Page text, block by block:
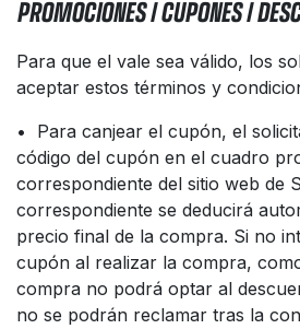
PROMOCIONES / CUPONES /
Para que el vale sea válido, los
aceptar estos términos y
• Para canjear el cupón, el
código del cupón en el cuadro
correspondiente del sitio web de
correspondiente se deducirá
precio final de la compra. Si no
cupón al realizar la compra,
compra no podrá optar al
no se podrán reclamar tras la